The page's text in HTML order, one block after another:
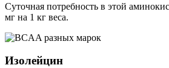
Суточная потребность в этой
мг на 1 кг веса.
Изолейцин